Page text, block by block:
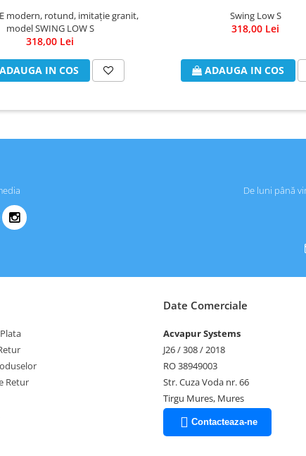
modern, rotund, imitație granit,
model SWING LOW S
318,00 Lei
ADAUGA IN COS
Swing Low S
318,00 Lei
ADAUGA IN COS
De luni până
Retur
Date Comerciale
Acvapur Systems
J26 / 308 / 2018
RO 38949003
Str. Cuza Voda nr. 66
Tirgu Mures, Mures
Contacteaza-ne